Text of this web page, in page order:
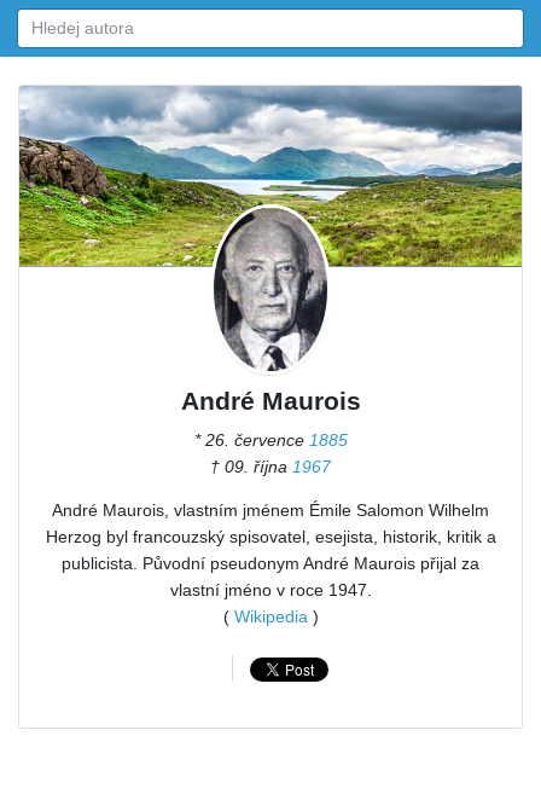
André Maurois
* 26. července 1885
† 09. října 1967
André Maurois, vlastním jménem Émile Salomon Wilhelm
Herzog byl francouzský spisovatel, esejista, historik, kritik a
publicista. Původní pseudonym André Maurois přijal za
vlastní jméno v roce 1947.
( Wikipedia)